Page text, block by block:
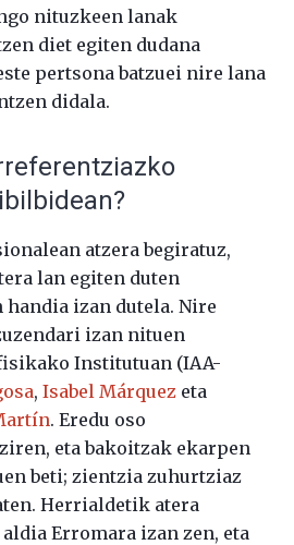
nituzkeen lanak
diet egiten dudana
pertsona batzuei nire lana
didala.
atzera begiratuz,
lan egiten duten
izan dutela. Nire
izan nituen
Institutuan (IAA-
, Isabel Márquez eta
. Eredu oso
eta bakoitzak ekarpen
beti; zientzia zuhurtziaz
Herrialdetik atera
Erromara izan zen, eta